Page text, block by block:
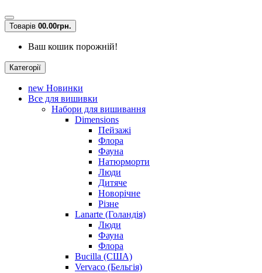
Товарів 00.00грн.
Ваш кошик порожній!
Категорії
new Новинки
Все для вишивки
Набори для вишивання
Dimensions
Пейзажі
Флора
Фауна
Натюрморти
Люди
Дитяче
Новорічне
Різне
Lanarte (Голандія)
Люди
Фауна
Флора
Bucilla (США)
Vervaco (Бельгія)